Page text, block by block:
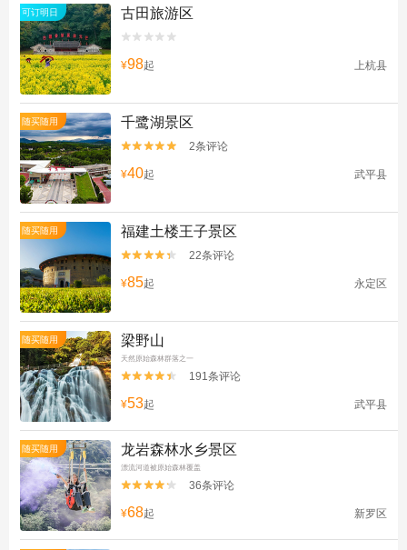
可订明日 古田旅游区


¥98起 上杭县
随买随用 千鹭湖景区

 2条评论
¥40起 武平县
随买随用 福建土楼王子景区

 22条评论
¥85起 永定区
随买随用 梁野山
天然原始森林群落之一

 191条评论
¥53起 武平县
随买随用 龙岩森林水乡景区
漂流河道被原始森林覆盖

 36条评论
¥68起 新罗区